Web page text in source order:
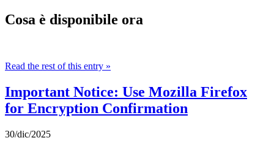
Cosa è disponibile ora
Read the rest of this entry »
Important Notice: Use Mozilla Firefox
for Encryption Confirmation
30/dic/2025